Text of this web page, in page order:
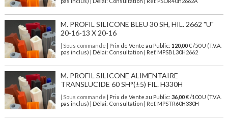
M. PROFIL SILICONE BLEU 30 SH, HIL. 2662 "U"
20-16-13 X 20-16
| Sous commande | Prix de Vente au Public: 120,00€ /50 U (T.V.A.
pas inclus) | Délai: Consultation | Ref. MPSBL30H2662
M. PROFIL SILICONE ALIMENTAIRE
TRANSLUCIDE 60 SH°(±5) FIL. H330H
| Sous commande | Prix de Vente au Public: 36,00€ /100 U (T.V.A.
pas inclus) | Délai: Consultation | Ref. MPSTR60H330H